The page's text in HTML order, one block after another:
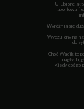
Ulubione
Wyróżnia się
Wyczulony na
do
Choć Wacik to
nagłych,
Kiedy coś go